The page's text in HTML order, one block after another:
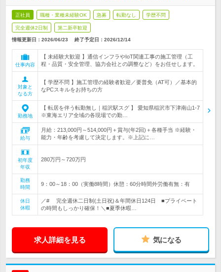
正社員 職種・業種未経験OK 急募 転勤なし 学歴不問
完全週休2日制 第二新卒歓迎
情報更新日：2026/06/23 終了予定日： 2026/12/14
仕事内容
【 未経験大歓迎 】通信インフラやIoT関連工事の施工管理（工
程・品質・安全管理、協力会社との調整など）をお任せします。
対象と
なる方
【 学歴不問 】施工管理の経験者歓迎／要普免（AT可）／基本的
なPCスキルをお持ちの方
勤務地
【 転居を伴う転勤無し｜稲沢駅スグ 】 愛知県稲沢市下津南山1-7
※東海エリア全域の各現場での勤…
給与
月給：213,000円～514,000円＋賞与(年2回)＋各種手当 ※経験・
能力・年齢を考慮して決定します。※上記に…
初年度
年収
280万円～720万円
勤務
時間
9：00～18：00（実働8時間）休憩：60分時間外労働有無：有
休日
休暇
／# 完全週休二日制(土日祝)＆年間休日124日 ■プライベート
の時間もしっかり確保！＼■夏季休暇…
求人詳細を見る 気になる